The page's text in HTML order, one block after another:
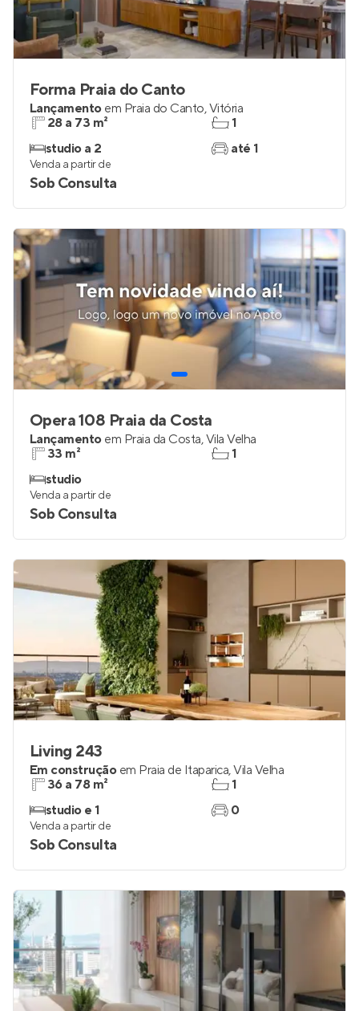
Forma Praia do Canto
Lançamento em Praia do Canto,Vitória
28 a 73 m²
studio a 2
1
até 1
Venda a partir de
Sob Consulta
Opera 108 Praia da Costa
Lançamento em Praia da Costa,Vila Velha
33 m²
studio
1
Venda a partir de
Sob Consulta
Living 243
Em construção em Praia de Itaparica,Vila Velha
36 a 78 m²
studio e 1
1
0
Venda a partir de
Sob Consulta